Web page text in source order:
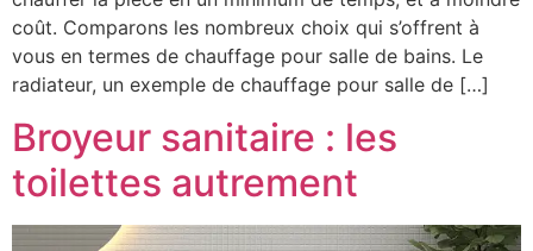
coût. Comparons les nombreux choix qui s’offrent à
vous en termes de chauffage pour salle de bains. Le
radiateur, un exemple de chauffage pour salle de […]
Broyeur sanitaire : les
toilettes autrement